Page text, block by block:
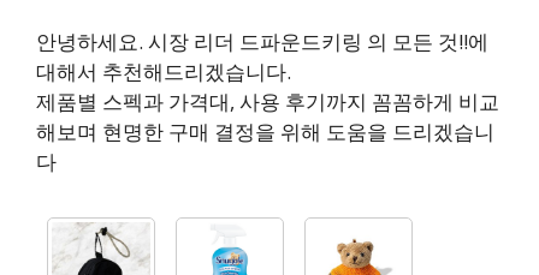
안녕하세요. 시장 리더 드파운드키링 의 모든 것!!에
대해서 추천해드리겠습니다.
제품별 스펙과 가격대, 사용 후기까지 꼼꼼하게 비교
해보며 현명한 구매 결정을 위해 도움을 드리겠습니
다